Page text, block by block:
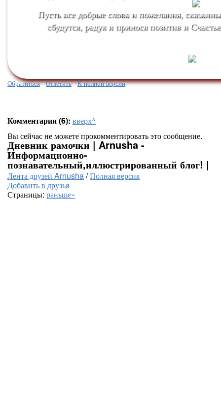
Пусть все добрые слова и пожелания,
сбудутся, радуя и принося позитив и
Обратиться-Ответить-К полной версии
Комментарии (6): вверх^
Вы сейчас не можете прокомментировать это сообщение.
Дневник рамочки | Arnusha -
Информационно-
познавательный,иллюстрированный блог! |
Лента друзей Arnusha/Полная версия
Добавить в друзья
Страницы: раньше»